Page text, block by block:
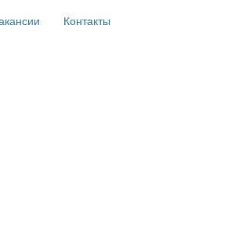
Контакты